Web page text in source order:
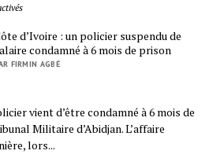
d’Ivoire : un policier suspendu de
condamné à 6 mois de prison
FIRMIN AGBÉ
vient d’être condamné à 6 mois de
Militaire d’Abidjan. L’affaire
lors...